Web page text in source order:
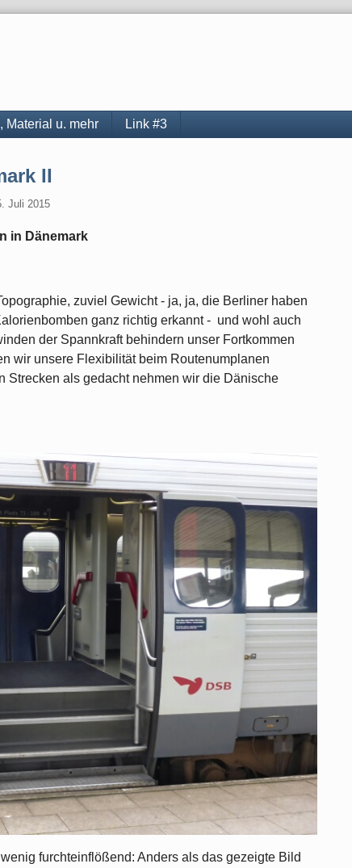
Material u. mehr Link #3
II
Juli 2015
in Dänemark
zuviel Gewicht - ja, ja, die Berliner haben
ganz richtig erkannt - und wohl auch
der Spannkraft behindern unser Fortkommen
wir unsere Flexibilität beim Routenumplanen
Strecken als gedacht nehmen wir die Dänische
furchteinflößend: Anders als das gezeigte Bild